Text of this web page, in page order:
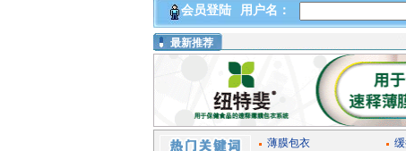
最新推荐
薄膜包衣